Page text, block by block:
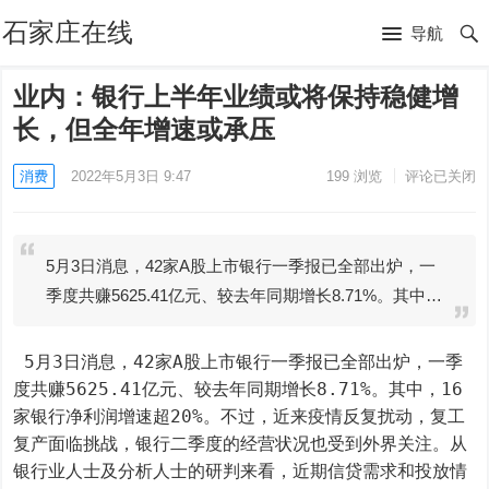
石家庄在线 导航
业内：银行上半年业绩或将保持稳健增
长，但全年增速或承压
消费 2022年5月3日 9:47 199浏览 评论已关闭
5月3日消息，42家A股上市银行一季报已全部出炉，一
季度共赚5625.41亿元、较去年同期增长8.71%。其中…
度共赚5625.41亿元、较去年同期增长8.71%。其中，16
家银行净利润增速超20%。不过，近来疫情反复扰动，复工
复产面临挑战，银行二季度的经营状况也受到外界关注。从
银行业人士及分析人士的研判来看，近期信贷需求和投放情